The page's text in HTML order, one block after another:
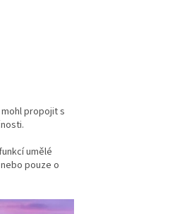
propojit s
umělé
pouze o